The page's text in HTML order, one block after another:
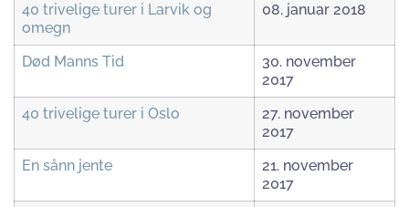
40 trivelige turer i Larvik og
omegn
08. januar 2018
Død Manns Tid
30. november
2017
40 trivelige turer i Oslo
27. november
2017
En sånn jente
21. november
2017